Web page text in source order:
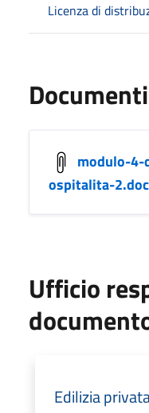
Licenza di
Documenti
modulo-4-
ospitalita-2.doc
Ufficio
Edilizia